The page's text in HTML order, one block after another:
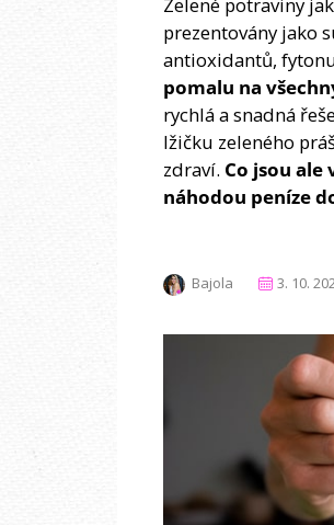
Zelené potraviny
prezentovány jako
antioxidantů,
pomalu na
rychlá a snadná
lžičku zeleného
zdraví. Co jsou
náhodou peníze
Bajola 3. 10.